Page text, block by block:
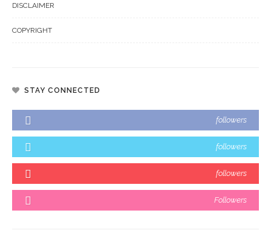
DISCLAIMER
COPYRIGHT
STAY CONNECTED
followers
followers
followers
Followers